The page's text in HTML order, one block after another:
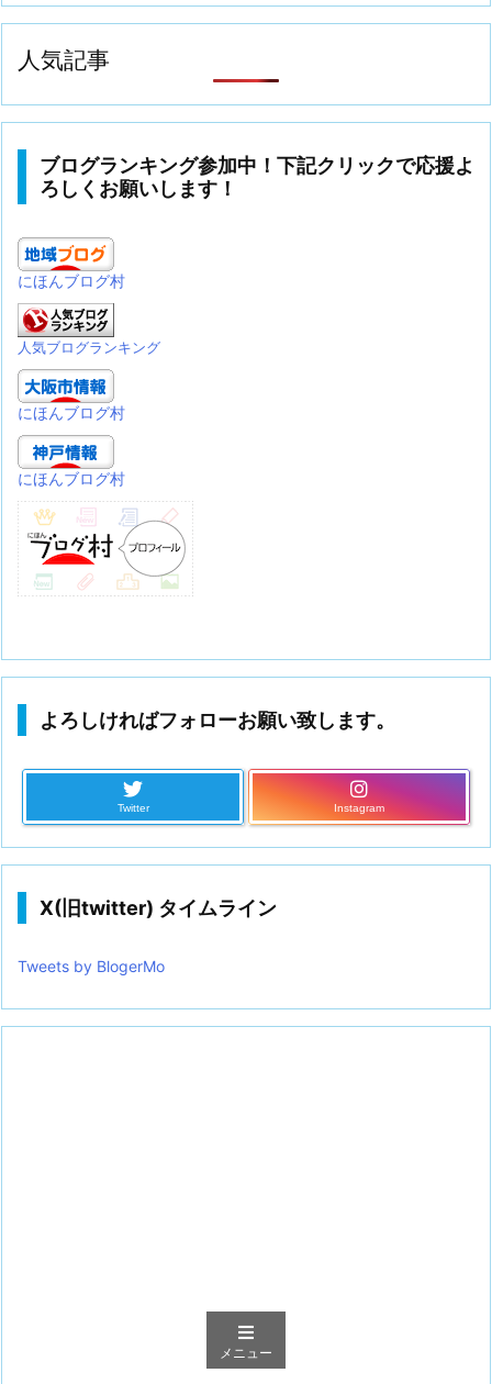
人気記事
ブログランキング参加中！下記クリックで応援よ
ろしくお願いします！
にほんブログ村
人気ブログランキング
にほんブログ村
にほんブログ村
よろしければフォローお願い致します。
Twitter Instagram
X(旧twitter) タイムライン
Tweets by BlogerMo
メニュー